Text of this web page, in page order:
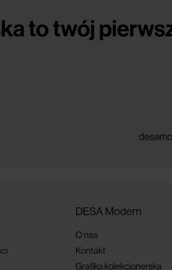
DESA Modern
O nas
Kontakt
Grafika kolekcjonerska